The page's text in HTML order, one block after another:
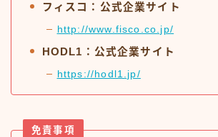
フィスコ：公式企業サイト
http://www.fisco.co.jp/
HODL1：公式企業サイト
https://hodl1.jp/
免責事項